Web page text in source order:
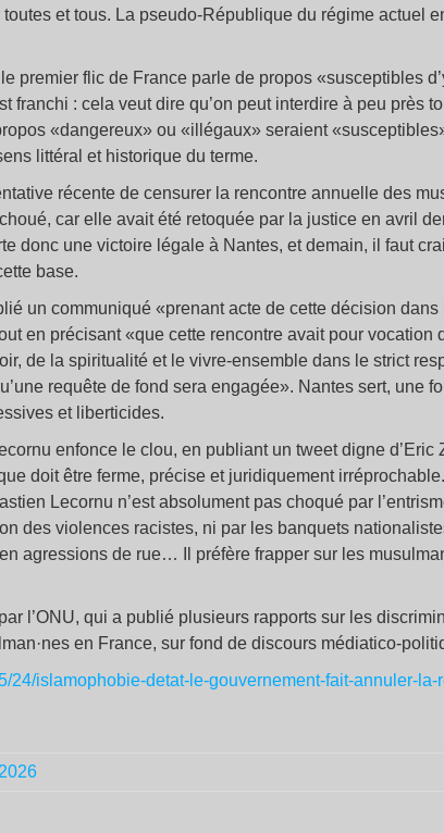
et tous. La pseudo-République du régime actuel
premier flic de France parle de propos «susceptibles
franchi : cela veut dire qu’on peut interdire à peu près
«dangereux» ou «illégaux» seraient
littéral et historique du terme.
récente de censurer la rencontre annuelle des
car elle avait été retoquée par la justice en avril
donc une victoire légale à Nantes, et demain, il faut
base.
un communiqué «prenant acte de cette décision
en précisant «que cette rencontre avait pour vocation
de la spiritualité et le vivre-ensemble dans le strict
requête de fond sera engagée». Nantes sert, une
et liberticides.
enfonce le clou, en publiant un tweet digne d’Eric
doit être ferme, précise et juridiquement
Lecornu n’est absolument pas choqué par
des violences racistes, ni par les banquets
agressions de rue… Il préfère frapper sur les
l’ONU, qui a publié plusieurs rapports sur les
en France, sur fond de discours médiatico-
24/islamophobie-detat-le-gouvernement-fait-annuler-